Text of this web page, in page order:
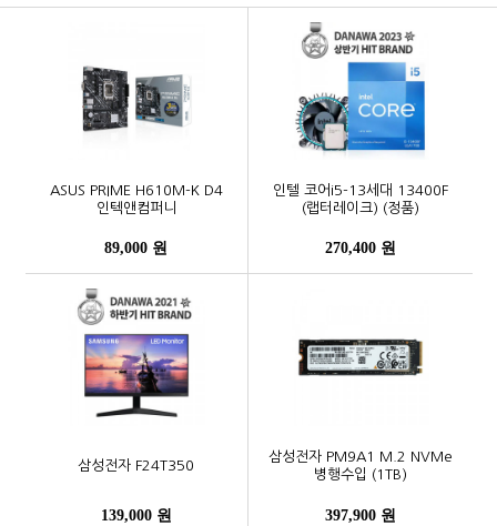
ASUS PRIME H610M-K D4
인텍앤컴퍼니
89,000 원
인텔 코어i5-13세대 13400F
(랩터레이크) (정품)
270,400 원
삼성전자 F24T350
139,000 원
삼성전자 PM9A1 M.2 NVMe
병행수입 (1TB)
397,900 원